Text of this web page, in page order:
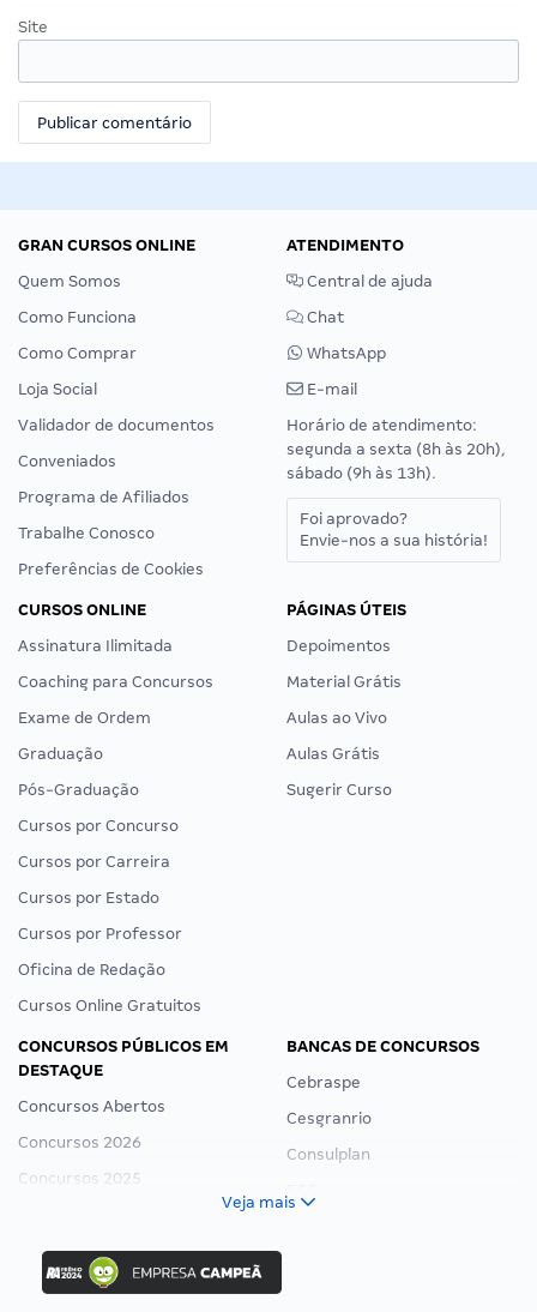
Site
GRAN CURSOS ONLINE
Quem Somos
Como Funciona
Como Comprar
Loja Social
Validador de documentos
Conveniados
Programa de Afiliados
Trabalhe Conosco
Preferências de Cookies
ATENDIMENTO
Central de ajuda
Chat
WhatsApp
E-mail
Horário de atendimento:
segunda a sexta (8h às 20h),
sábado (9h às 13h).
Foi aprovado?
Envie-nos a sua história!
CURSOS ONLINE
Assinatura Ilimitada
Coaching para Concursos
Exame de Ordem
Graduação
Pós-Graduação
Cursos por Concurso
Cursos por Carreira
Cursos por Estado
Cursos por Professor
Oficina de Redação
Cursos Online Gratuitos
PÁGINAS ÚTEIS
Depoimentos
Material Grátis
Aulas ao Vivo
Aulas Grátis
Sugerir Curso
CONCURSOS PÚBLICOS EM
DESTAQUE
Concursos Abertos
Concursos 2026
Concursos 2025
Concurso Ibama
Concurso MPU
BANCAS DE CONCURSOS
Cebraspe
Cesgranrio
Consulplan
Veja mais